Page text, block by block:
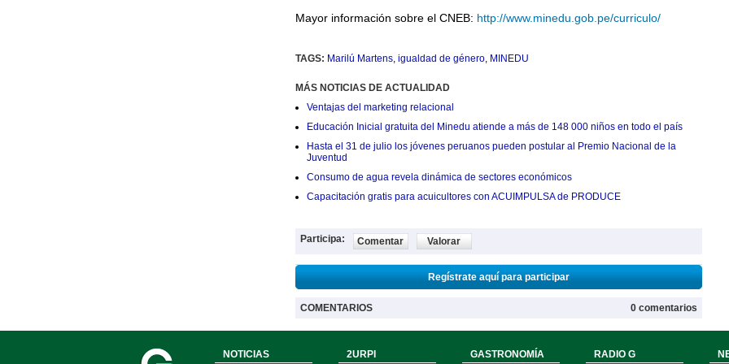
Mayor información sobre el CNEB: http://www.minedu.gob.pe/curriculo/
TAGS: Marilú Martens, igualdad de género, MINEDU
MÁS NOTICIAS DE ACTUALIDAD
Ventajas del marketing relacional
Educación Inicial gratuita del Minedu atiende a más de 148 000 niños en todo el país
Hasta el 31 de julio los jóvenes peruanos pueden postular al Premio Nacional de la
Juventud
Consumo de agua revela dinámica de sectores económicos
Capacitación gratis para acuicultores con ACUIMPULSA de PRODUCE
Participa: Comentar Valorar
Regístrate aquí para participar
COMENTARIOS 0 comentarios
NOTICIAS 2URPI GASTRONOMÍA RADIO G